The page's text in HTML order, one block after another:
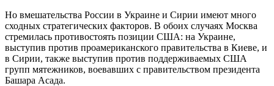
Но вмешательства России в Украине и Сирии имеют много
сходных стратегических факторов. В обоих случаях Москва
стремилась противостоять позиции США: на Украине,
выступив против проамериканского правительства в Киеве, и
в Сирии, также выступив против поддерживаемых США
групп мятежников, воевавших с правительством президента
Башара Асада.